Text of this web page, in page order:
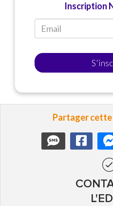
Inscription
Partager cette